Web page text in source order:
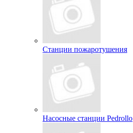
Станции пожаротушения
Насосные станции Pedrollo